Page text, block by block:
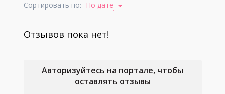
Сортировать по: По дате
Отзывов пока нет!
Авторизуйтесь на портале, чтобы
оставлять отзывы